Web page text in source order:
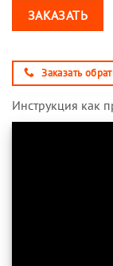
ЗАКАЗАТЬ
Заказать
Инструкция как